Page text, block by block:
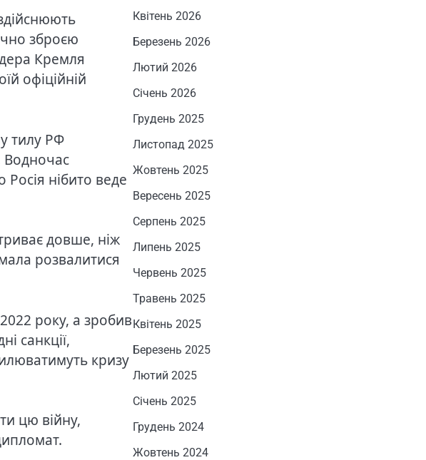
зброєю
Кремля
офіційній
тилу РФ
Водночас
нібито веде
довше, ніж
розвалитися
року, а зробив
санкції,
кризу
цю війну,
Квітень 2026
Березень 2026
Лютий 2026
Січень 2026
Грудень 2025
Листопад 2025
Жовтень 2025
Вересень 2025
Серпень 2025
Липень 2025
Червень 2025
Травень 2025
Квітень 2025
Березень 2025
Лютий 2025
Січень 2025
Грудень 2024
Жовтень 2024